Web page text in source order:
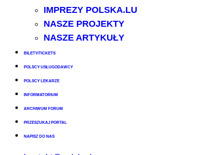
IMPREZY POLSKA.LU
NASZE PROJEKTY
NASZE ARTYKUŁY
BILETY/TICKETS
POLSCY USŁUGODAWCY
POLSCY LEKARZE
INFORMATORIUM
ARCHIWUM FORUM
PRZESZUKAJ PORTAL
NAPISZ DO NAS